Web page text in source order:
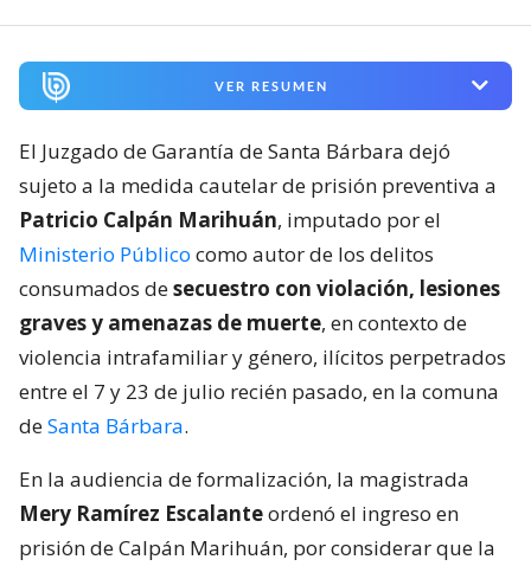
VER RESUMEN
El Juzgado de Garantía de Santa Bárbara dejó
sujeto a la medida cautelar de prisión preventiva a
Patricio Calpán Marihuán, imputado por el
Ministerio Público como autor de los delitos
consumados desecuestro con violación, lesiones
graves y amenazas de muerte, en contexto de
violencia intrafamiliar y género, ilícitos perpetrados
entre el 7 y 23 de julio recién pasado, en la comuna
deSanta Bárbara.
En la audiencia de formalización, la magistrada
Mery Ramírez Escalanteordenó el ingreso en
prisión de Calpán Marihuán, por considerar que la